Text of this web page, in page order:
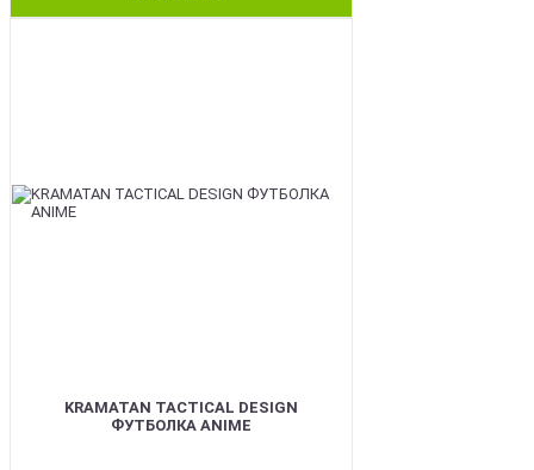
KRAMATAN TACTICAL DESIGN
ФУТБОЛКА ANIME